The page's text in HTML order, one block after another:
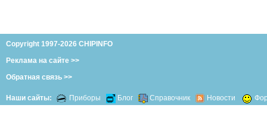
Copyright 1997-2026 CHIPINFO
Реклама на сайте >>
Обратная связь >>
Наши сайты: Приборы Блог Справочник Новости